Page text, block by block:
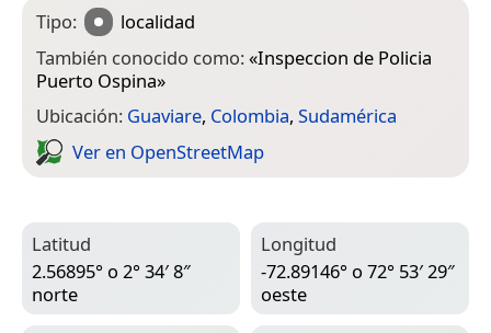
Tipo:
localidad
También conocido como:«Inspeccion de Policia
Puerto Ospina»
Ubicación: Guaviare, Colombia, Sudamérica
Ver en Open­Street­Map
Latitud
2.56895° o 2° 34′ 8″
norte
Longitud
-72.89146° o 72° 53′ 29″
oeste